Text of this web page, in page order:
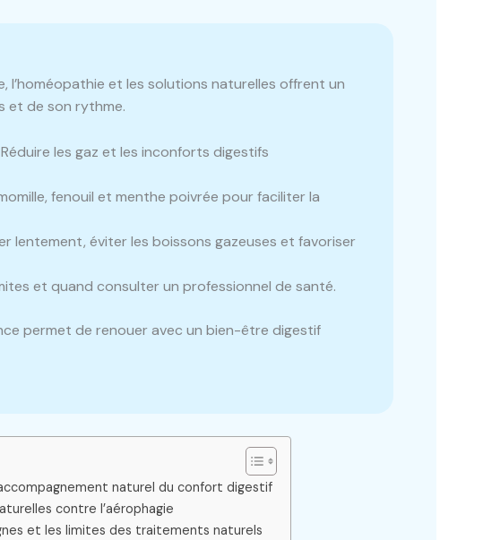
l’homéopathie et les solutions naturelles offrent un
et de son rythme.
Réduire les gaz et les inconforts digestifs
fenouil et menthe poivrée pour faciliter la
lentement, éviter les boissons gazeuses et favoriser
et quand consulter un professionnel de santé.
permet de renouer avec un bien-être digestif
naturel du confort digestif
contre l’aérophagie
et les limites des traitements naturels